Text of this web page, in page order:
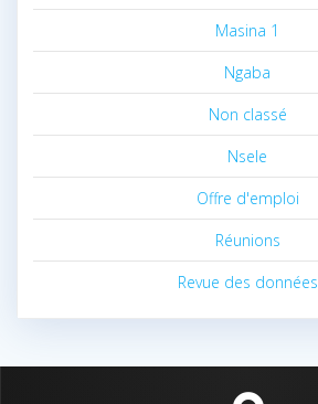
Masina 1
Ngaba
Non classé
Nsele
Offre d'emploi
Réunions
Revue des données